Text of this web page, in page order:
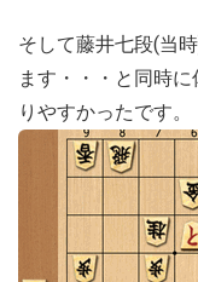
そして藤井七段(当
ます・・・と同時
りやすかったです。